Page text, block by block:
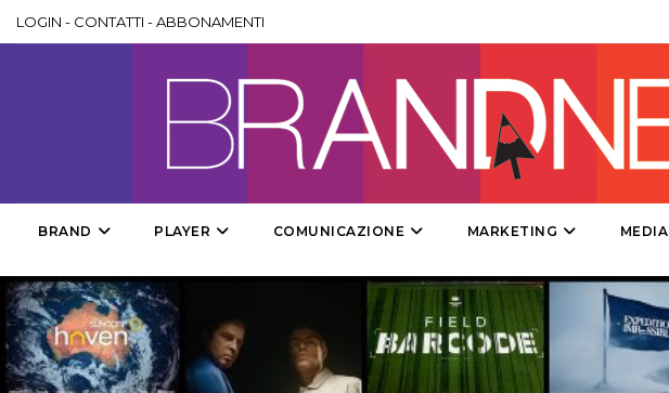
DESIGN
LOGIN - CONTATTI -ABBONAMENTI
BRAND PLAYER COMUNICAZIONE MARKETING MEDIA